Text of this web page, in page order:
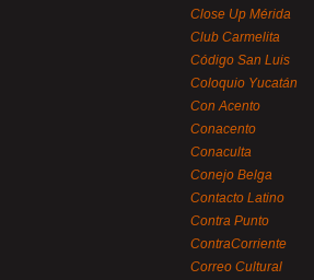
Close Up Mérida
Club Carmelita
Código San Luis
Coloquio Yucatán
Con Acento
Conacento
Conaculta
Conejo Belga
Contacto Latino
Contra Punto
ContraCorriente
Correo Cultural